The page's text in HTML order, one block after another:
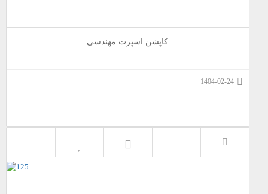
کاپشن اسپرت مهندسی
1404-02-24